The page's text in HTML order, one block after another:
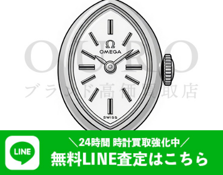
OURO TOP 店舗一覧 会社概要 プライバシーポリシー
利用規約 ロレックス買取 大阪ロレックス